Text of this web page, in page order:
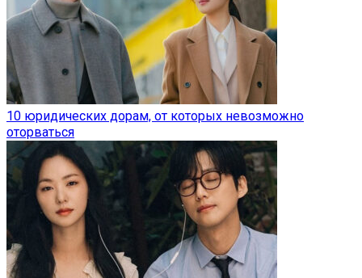
10 юридических дорам, от которых невозможно
оторваться